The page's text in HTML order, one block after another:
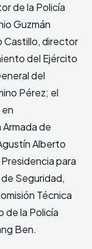
de la Policía
Guzmán
Castillo, director
del Ejército
del
Pérez; el
de
Alberto
para
Seguridad,
Técnica
de la Policía
Ben.